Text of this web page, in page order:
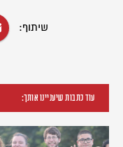
שיתוף:
עוד כתבות שיעניינו אותך: